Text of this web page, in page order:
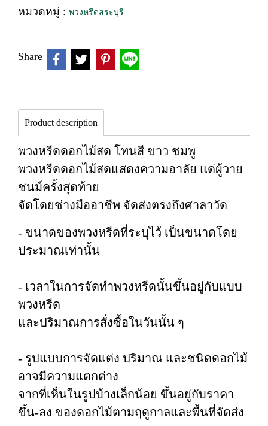
หมวดหมู่ : พวงหรีดสระบุรี
Share
Product description
พวงหรีดดอกไม้สด โทนสี ขาว ชมพู
พวงหรีดดอกไม้สดแสดงความอาลัย แด่ผู้วาย
ชนม์ครั้งสุดท้าย
จัดโดยช่างมืออาชีพ จัดส่งตรงถึงศาลาวัด
- ขนาดของพวงหรีดที่ระบุไว้ เป็นขนาดโดย
ประมาณเท่านั้น
- เวลาในการจัดทำพวงหรีดนั้นขึ้นอยู่กับแบบ
พวงหรีด
และปริมาณการสั่งซื้อในวันนั้น ๆ
- รูปแบบการจัดแต่ง ปริมาณ และชนิดดอกไม้
อาจมีความแตกต่าง
จากที่เห็นในรูปบ้างเล็กน้อย ขึ้นอยู่กับราคา
ขึ้น-ลง ของดอกไม้ตามฤดูกาลและพื้นที่จัดส่ง